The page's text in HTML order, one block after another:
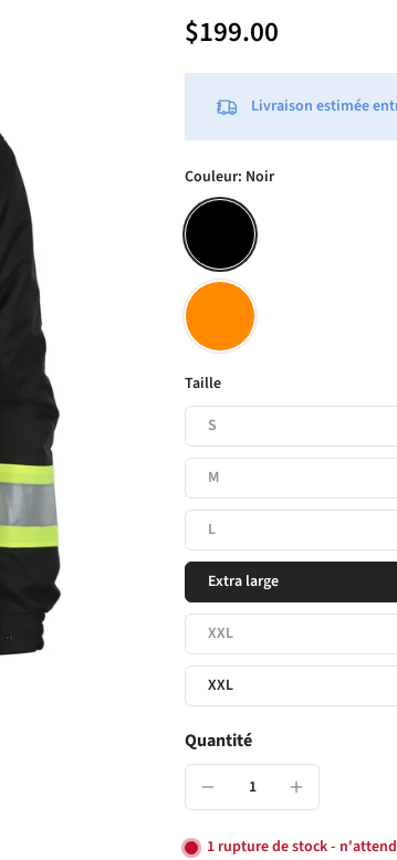
$199.00
Livraison estimée
Couleur: Noir
Taille
S
M
L
Extra large
XXL
XXL
Quantité
1 rupture de stock -